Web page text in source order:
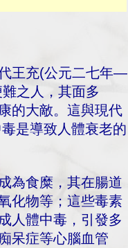
王充(公元二七年—
之人，其面多
的大敵。這與現代
是導致人體衰老的
為食糜，其在腸道
化物等；這些毒素
人體中毒，引發多
呆症等心腦血管